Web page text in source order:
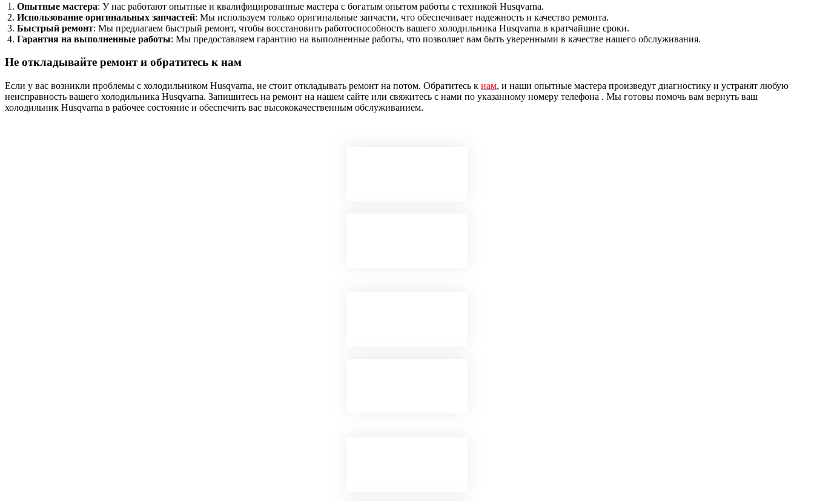
Опытные мастера: У нас работают опытные и квалифицированные мастера с богатым опытом работы с техникой Husqvarna.
Использование оригинальных запчастей: Мы используем только оригинальные запчасти, что обеспечивает надежность и качество ремонта.
Быстрый ремонт: Мы предлагаем быстрый ремонт, чтобы восстановить работоспособность вашего холодильника Husqvarna в кратчайшие сроки.
Гарантия на выполненные работы: Мы предоставляем гарантию на выполненные работы, что позволяет вам быть уверенными в качестве нашего обслуживания.
Не откладывайте ремонт и обратитесь к нам
Если у вас возникли проблемы с холодильником Husqvarna, не стоит откладывать ремонт на потом. Обратитесь к нам, и наши опытные мастера произведут диагностику и устранят любую
неисправность вашего холодильника Husqvarna. Запишитесь на ремонт на нашем сайте или свяжитесь с нами по указанному номеру телефона . Мы готовы помочь вам вернуть ваш
холодильник Husqvarna в рабочее состояние и обеспечить вас высококачественным обслуживанием.